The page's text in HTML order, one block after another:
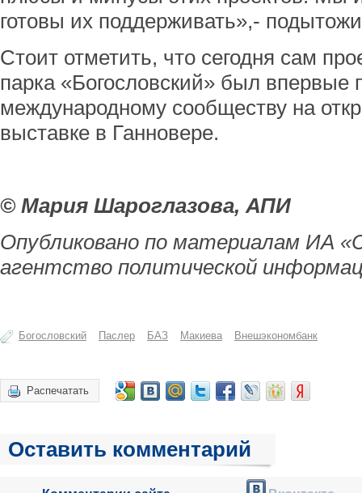
готовы их поддерживать»,-
Стоит отметить, что сегодня сам
парка «Богословский» был впервые
международному сообществу на
выставке в Ганновере.
© Мария Шароглазова, АПИ
Опубликовано по материалам ИА
агентство политической
Богословский Паслер БАЗ Макиева Внешэкономбанк
Распечатать
Оставить комментарий